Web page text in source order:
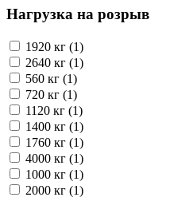
Нагрузка на розрыв
1920 кг (1)
2640 кг (1)
560 кг (1)
720 кг (1)
1120 кг (1)
1400 кг (1)
1760 кг (1)
4000 кг (1)
1000 кг (1)
2000 кг (1)